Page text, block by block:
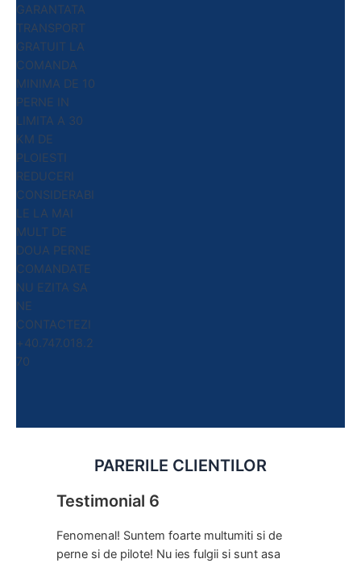
GARANTATA
TRANSPORT
GRATUIT LA
COMANDA
MINIMA DE 10
PERNE IN
LIMITA A 30
KM DE
PLOIESTI
REDUCERI
CONSIDERABI
LE LA MAI
MULT DE
DOUA PERNE
COMANDATE
NU EZITA SA
NE
CONTACTEZI
+40.747.018.2
70
PARERILE CLIENTILOR
Testimonial 6
Fenomenal! Suntem foarte multumiti si de
perne si de pilote! Nu ies fulgii si sunt asa